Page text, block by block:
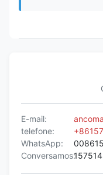
E-mail:
telefone:
WhatsApp:
Conversamos: